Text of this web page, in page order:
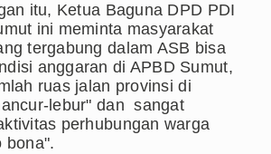
itu, Ketua Baguna DPD PDI
ini meminta masyarakat
tergabung dalam ASB bisa
anggaran di APBD Sumut,
ruas jalan provinsi di
lebur" dan sangat
perhubungan warga
bona".